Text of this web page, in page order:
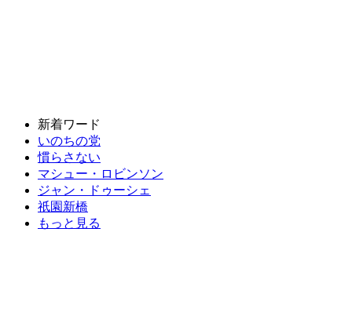
新着ワード
いのちの党
慣らさない
マシュー・ロビンソン
ジャン・ドゥーシェ
祇園新橋
もっと見る